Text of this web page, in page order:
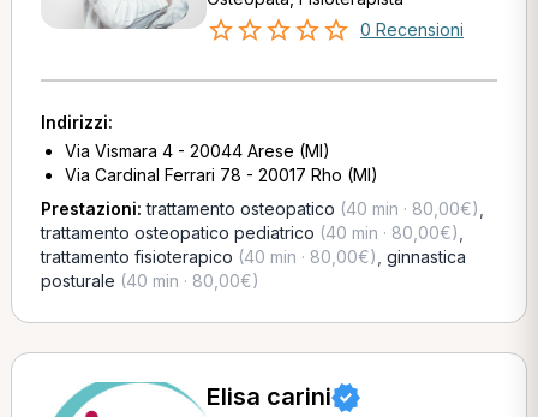
0 Recensioni
Indirizzi:
Via Vismara 4 - 20044 Arese (MI)
Via Cardinal Ferrari 78 - 20017 Rho (MI)
Prestazioni:trattamento osteopatico (40 min · 80,00€)
trattamento osteopatico pediatrico (40 min · 80,00€)
trattamento fisioterapico (40 min · 80,00€) ginnastica
posturale (40 min · 80,00€)
Elisa carini